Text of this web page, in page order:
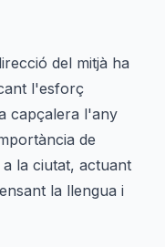
del mitjà ha
l'esforç
capçalera l'any
de
la ciutat, actuant
la llengua i